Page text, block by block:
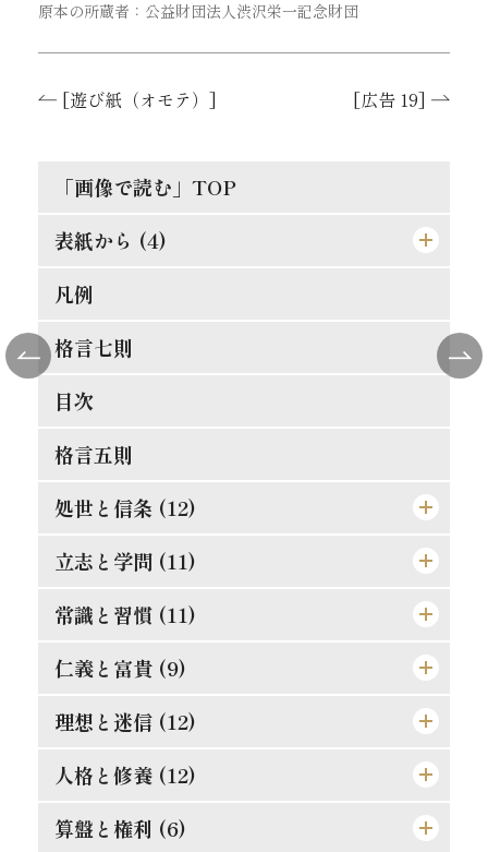
原本の所蔵者：公益財団法人渋沢栄一記念財団
[遊び紙（オモテ）] [広告 19]
「画像で読む」TOP
表紙から (4)
[表紙]
[表見返し]
[遊び紙]
[扉]
凡例
格言七則
目次
格言五則
処世と信条 (12)
論語と算盤は甚だ遠くして甚だ近いもの
士魂商才
天は人を罰せず
人物の観察法
論語は万人共通の実用的教訓
立志と学問 (11)
精神老衰の予防法
現在に働け
大正維新の覚悟
秀吉の長所と短所
自ら箸を取れ
常識と習慣 (11)
常識とは如何なるものか
口は禍福の門なり
悪んで其の美を知れ
習慣の感染性と伝播力
仁義と富貴 (9)
真正の利殖法
効力の有無は其人に在り
孔夫子の貨殖富貴観
理想と迷信 (12)
道理ある希望を持て
この熱誠を要す
人格と修養 (12)
楽翁公の幼時
算盤と権利 (6)